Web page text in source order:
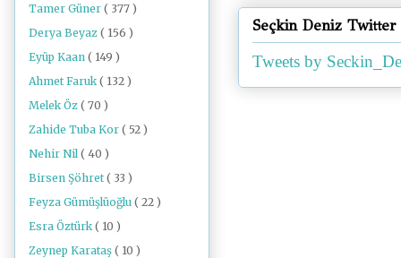
Seçkin Deniz Twitter
Tweets by
Tamer Güner ( 377 )
Derya Beyaz ( 156 )
Eyüp Kaan ( 149 )
Ahmet Faruk ( 132 )
Melek Öz ( 70 )
Zahide Tuba Kor ( 52 )
Nehir Nil ( 40 )
Birsen Şöhret ( 33 )
Feyza Gümüşlüoğlu ( 22 )
Esra Öztürk ( 10 )
Zeynep Karataş ( 10 )